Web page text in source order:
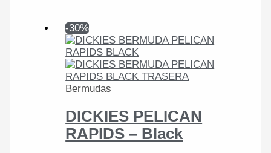
-30%
Bermudas
DICKIES PELICAN
RAPIDS – Black